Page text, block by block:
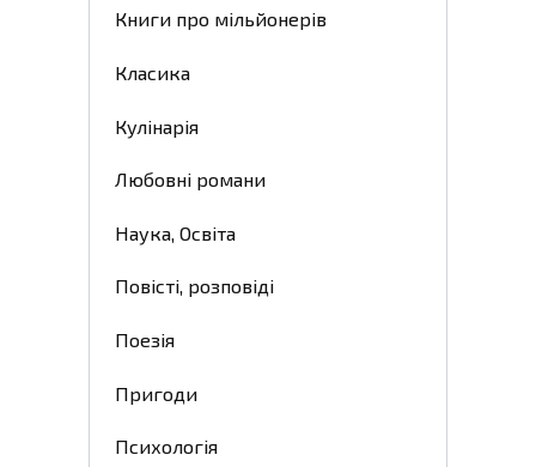
Книги про мільйонерів
Класика
Кулінарія
Любовні романи
Наука, Освіта
Повісті, розповіді
Поезія
Пригоди
Психологія